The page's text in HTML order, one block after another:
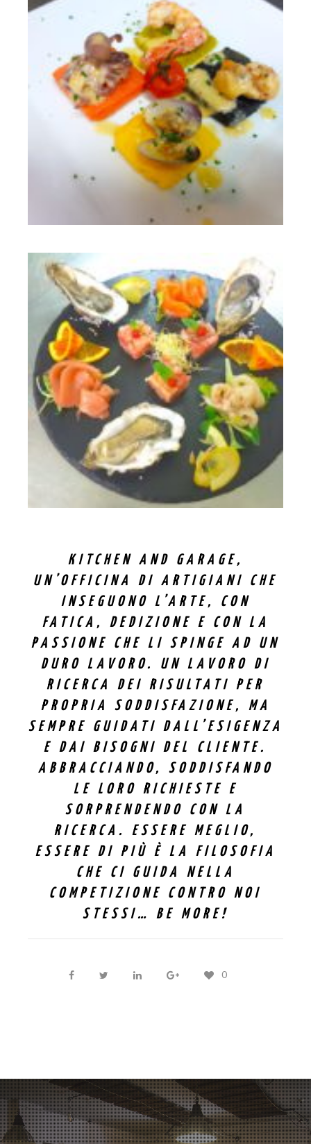
KITCHEN AND GARAGE,
UN’OFFICINA DI ARTIGIANI CHE
INSEGUONO L’ARTE, CON
FATICA, DEDIZIONE E CON LA
PASSIONE CHE LI SPINGE AD UN
DURO LAVORO. UN LAVORO DI
RICERCA DEI RISULTATI PER
PROPRIA SODDISFAZIONE, MA
SEMPRE GUIDATI DALL’ESIGENZA
E DAI BISOGNI DEL CLIENTE.
ABBRACCIANDO, SODDISFANDO
LE LORO RICHIESTE E
SORPRENDENDO CON LA
RICERCA. ESSERE MEGLIO,
ESSERE DI PIÙ È LA FILOSOFIA
CHE CI GUIDA NELLA
COMPETIZIONE CONTRO NOI
STESSI… BE MORE!
0